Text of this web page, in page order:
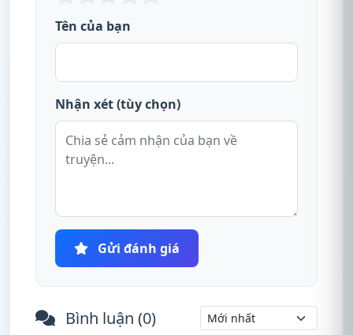
Tên của bạn
Nhận xét (tùy chọn)
Gửi đánh giá
Bình luận (0)